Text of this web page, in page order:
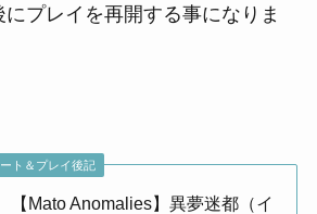
プレイを再開する事になりま
ト＆プレイ後記
【Mato Anomalies】異夢迷都（イ